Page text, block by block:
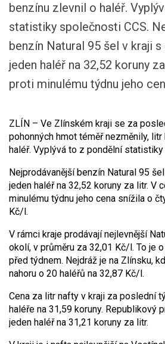
benzínu zlevnil o haléř.
statistiky společnosti CCS.
benzín Natural 95 šel v kraji
jeden haléř na 32,52 koruny
proti minulému týdnu jeho
ZLÍN – Ve Zlínském kraji se za
pohonných hmot téměř nezměnily,
haléř. Vyplývá to z pondělní
Nejprodávanější benzín Natural 95
jeden haléř na 32,52 koruny za litr. V
minulému týdnu jeho cena snížila o
Kč/l.
V rámci kraje prodávají nejlevnější
okolí, v průměru za 32,01 Kč/l. To je
před týdnem. Nejdráž je na Zlínsku,
nahoru o 20 haléřů na 32,87 Kč/l.
Cena za litr nafty v kraji za poslední
haléře na 31,59 koruny. Republikový
jeden haléř na 31,21 koruny za litr.